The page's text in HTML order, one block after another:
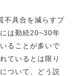
不具合を減らすプ
は勤続20~30年
ることが多いで
ているとは限り
ついて、どう説